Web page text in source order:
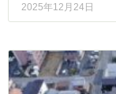
2025年12月24日